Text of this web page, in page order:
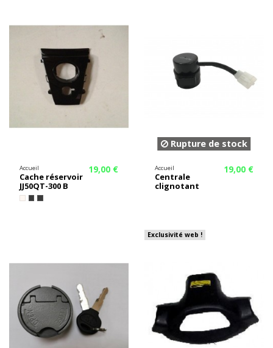
Accueil
Cache réservoir
JJ50QT-300 B
19,00 €
Rupture de stock
Accueil
Centrale
clignotant
19,00 €
Exclusivité web !